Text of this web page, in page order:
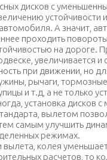
дисков с
устойчивости
А значит,
проходить
на дороге.
увеличивается и
при движении, но
рычаги,
и т.д, а не только
установка дисков с
вылетом
самым улучшить
режимах.
вылета, колея
расчетов, то